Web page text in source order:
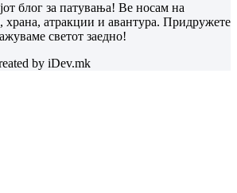
блог за патувања! Ве носам на
храна, атракции и авантура. Придружете
светот заедно!
by iDev.mk